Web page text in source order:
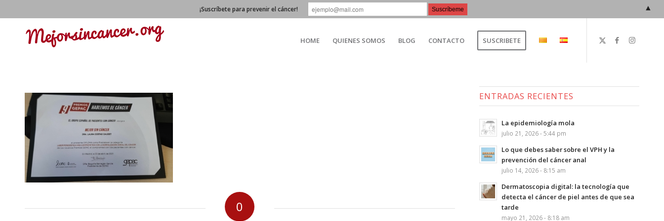
HOME QUIENES SOMOS BLOG CONTACTO SUSCRIBETE
0
ENTRADAS RECIENTES
La epidemiología mola
julio 21, 2026 - 5:44 pm
Lo que debes saber sobre el VPH y la
prevención del cáncer anal
julio 14, 2026 - 8:15 am
Dermatoscopia digital: la tecnología que
detecta el cáncer de piel antes de que sea
tarde
mayo 21, 2026 - 8:18 am
¡Suscríbete para prevenir el cáncer! ▲